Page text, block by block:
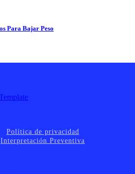
Para Bajar Peso
Política de privacidad
Interpretación Preventiva